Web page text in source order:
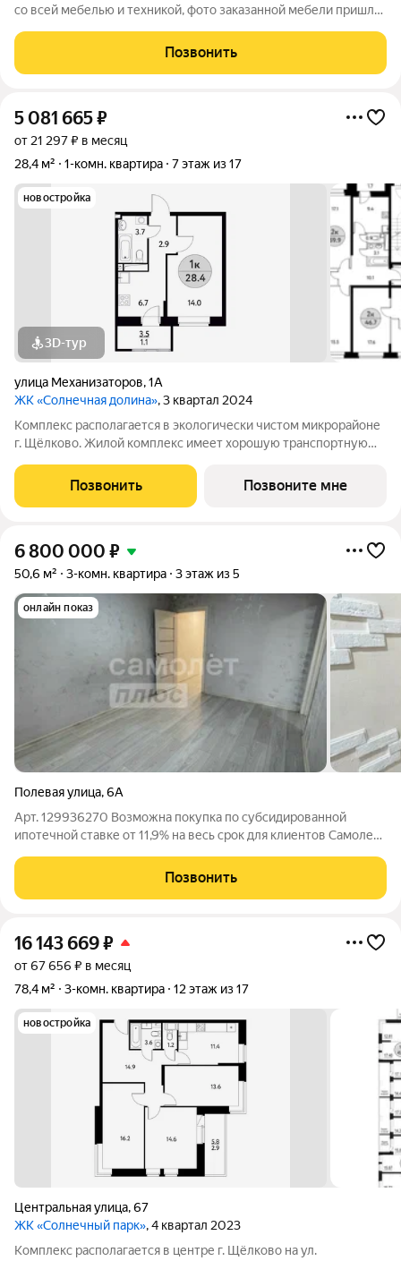
со всей мебелью и техникой, фото заказанной мебели пришлю
комфорт премиум-класса в самом центре Щелково. Продается
стильная 3Е комнатная
Позвонить
5 081 665₽
от 21 297 ₽ в месяц
28,4 м²
1-комн. квартира 7 этаж из 17
новостройка
3D-тур
улица Механизаторов,1А
ЖК «Солнечная долина», 3 квартал 2024
Комплекс располагается в экологически чистом микрорайоне
г. Щёлково. Жилой комплекс имеет хорошую транспортную
остановка общественного транспорта, от которой можно
добраться до ж/д ст. Воронок и до
Позвонить Позвоните мне
6 800 000 ₽
50,6 м² 3-комн. квартира 3 этаж из 5
онлайн показ
Полевая улица,6А
Арт. 129936270 Возможна покупка по субсидированной
ипотечной ставке от 11,9% на весь срок для клиентов Самолет
Позвонить
16 143 669₽
от 67 656 ₽ в месяц
78,4 м²
3-комн. квартира 12 этаж из 17
новостройка
Центральная улица,67
ЖК «Солнечный парк», 4 квартал 2023
Комплекс располагается в центре г. Щёлково на ул.